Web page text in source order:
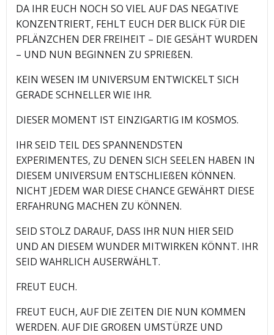
DA IHR EUCH NOCH SO VIEL AUF DAS NEGATIVE
KONZENTRIERT, FEHLT EUCH DER BLICK FÜR DIE
PFLÄNZCHEN DER FREIHEIT – DIE GESÄHT WURDEN
– UND NUN BEGINNEN ZU SPRIEßEN.
KEIN WESEN IM UNIVERSUM ENTWICKELT SICH
GERADE SCHNELLER WIE IHR.
DIESER MOMENT IST EINZIGARTIG IM KOSMOS.
IHR SEID TEIL DES SPANNENDSTEN
EXPERIMENTES, ZU DENEN SICH SEELEN HABEN IN
DIESEM UNIVERSUM ENTSCHLIEßEN KÖNNEN.
NICHT JEDEM WAR DIESE CHANCE GEWÄHRT DIESE
ERFAHRUNG MACHEN ZU KÖNNEN.
SEID STOLZ DARAUF, DASS IHR NUN HIER SEID
UND AN DIESEM WUNDER MITWIRKEN KÖNNT. IHR
SEID WAHRLICH AUSERWÄHLT.
FREUT EUCH.
FREUT EUCH, AUF DIE ZEITEN DIE NUN KOMMEN
WERDEN. AUF DIE GROßEN UMSTÜRZE UND